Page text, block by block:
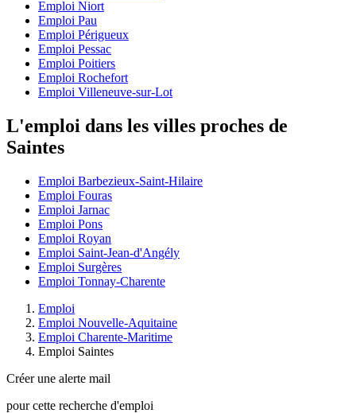
Emploi Niort
Emploi Pau
Emploi Périgueux
Emploi Pessac
Emploi Poitiers
Emploi Rochefort
Emploi Villeneuve-sur-Lot
L'emploi dans les villes proches de
Saintes
Emploi Barbezieux-Saint-Hilaire
Emploi Fouras
Emploi Jarnac
Emploi Pons
Emploi Royan
Emploi Saint-Jean-d'Angély
Emploi Surgères
Emploi Tonnay-Charente
Emploi
Emploi Nouvelle-Aquitaine
Emploi Charente-Maritime
Emploi Saintes
Créer une alerte mail
pour cette recherche d'emploi